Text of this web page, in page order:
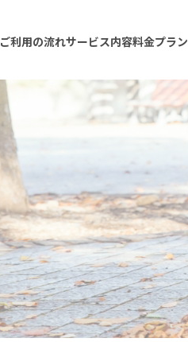
ご利用の流れサービス内容料金プラン